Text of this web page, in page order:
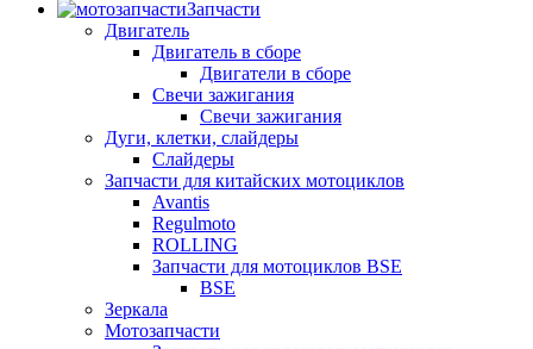
Запчасти
Двигатель
Двигатель в сборе
Двигатели в сборе
Свечи зажигания
Свечи зажигания
Дуги, клетки, слайдеры
Слайдеры
Запчасти для китайских мотоциклов
Avantis
Regulmoto
ROLLING
Запчасти для мотоциклов BSE
BSE
Зеркала
Мотозапчасти